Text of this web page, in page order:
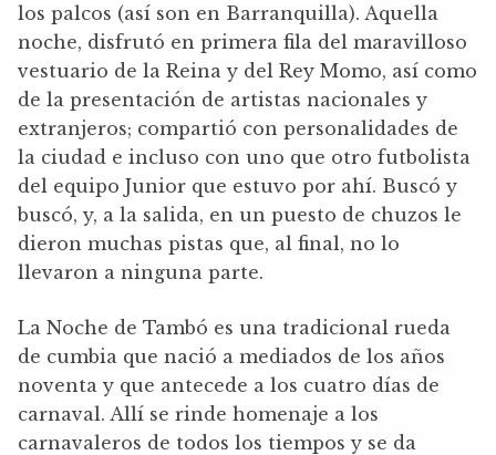
los palcos (así son en Barranquilla). Aquella
noche, disfrutó en primera fila del maravilloso
vestuario de la Reina y del Rey Momo, así como
de la presentación de artistas nacionales y
extranjeros; compartió con personalidades de
la ciudad e incluso con uno que otro futbolista
del equipo Junior que estuvo por ahí. Buscó y
buscó, y, a la salida, en un puesto de chuzos le
dieron muchas pistas que, al final, no lo
llevaron a ninguna parte.
La Noche de Tambó es una tradicional rueda
de cumbia que nació a mediados de los años
noventa y que antecede a los cuatro días de
carnaval. Allí se rinde homenaje a los
carnavaleros de todos los tiempos y se da